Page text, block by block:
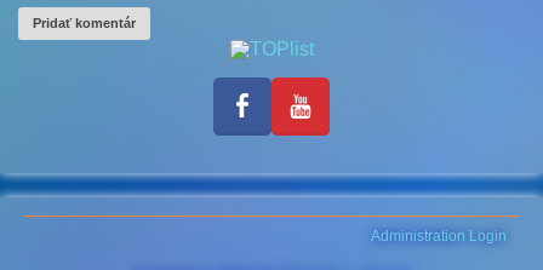
Administration Login